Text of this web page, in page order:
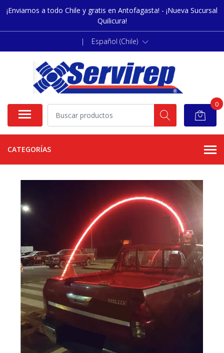
¡Enviamos a todo Chile y gratis en Antofagasta! - ¡Nueva Sucursal
Quilicura!
| Español (Chile)
0
CATEGORÍAS